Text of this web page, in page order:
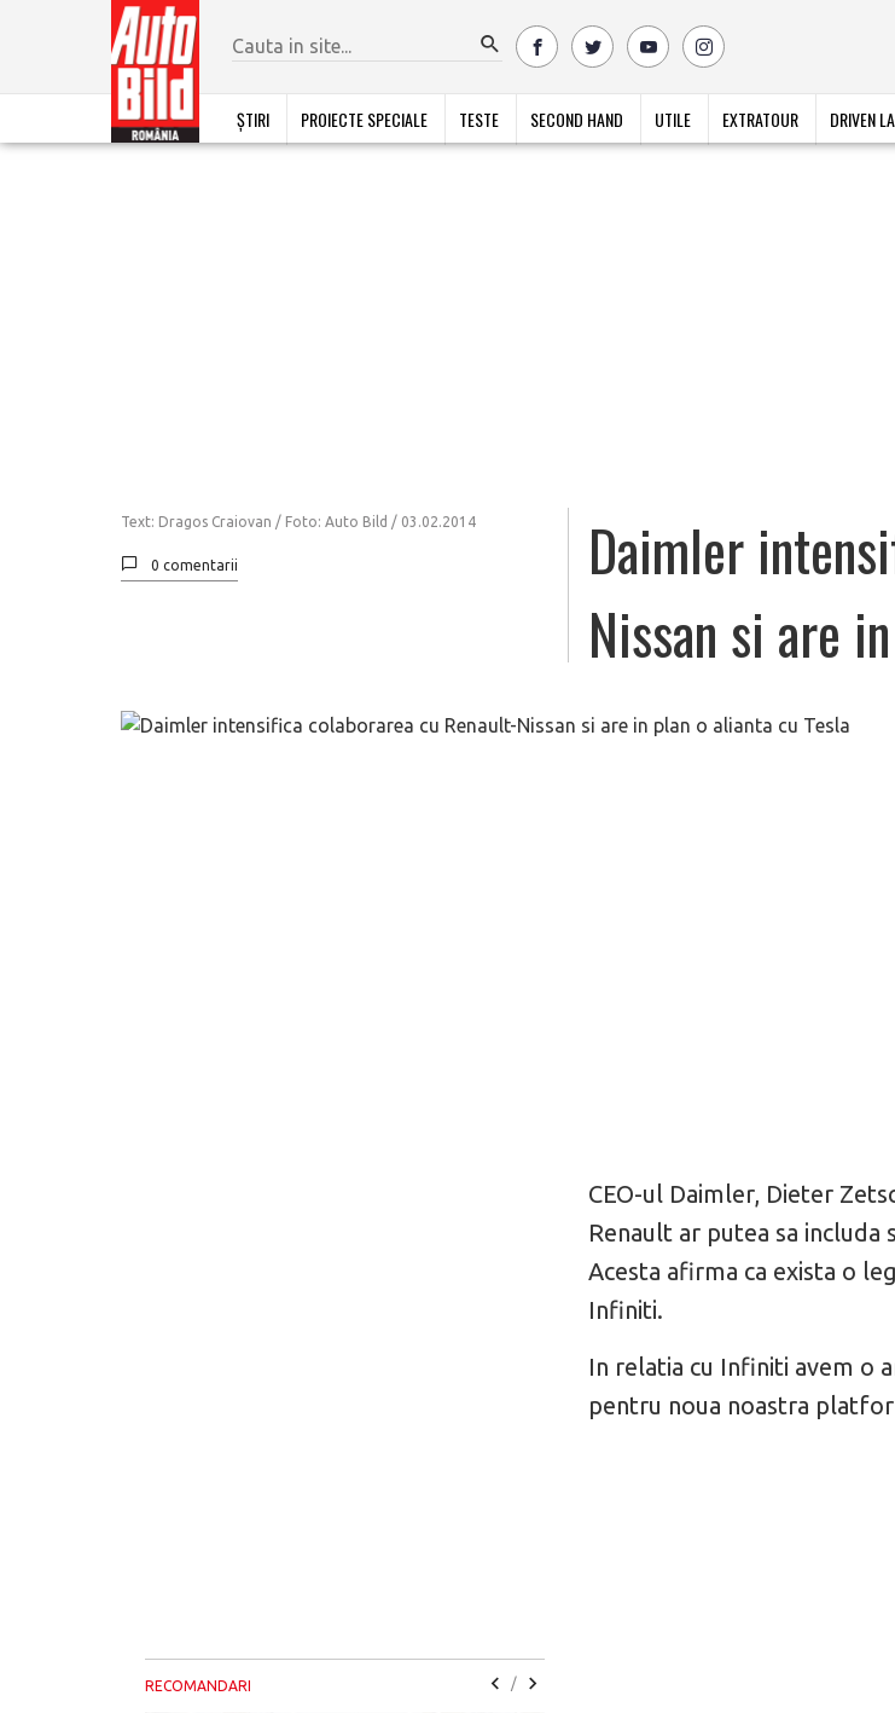
ȘTIRI PROIECTE SPECIALE TESTE SECOND HAND UTILE EXTRATOUR DRIVEN
Text: Dragos Craiovan / Foto: Auto Bild / 03.02.2014
0 comentarii
Daimler
Nissan si are
CEO-ul Daimler, Dieter
Renault ar putea sa
Acesta afirma ca exista o
Infiniti.
In relatia cu Infiniti avem o
pentru noua noastra
RECOMANDARI /